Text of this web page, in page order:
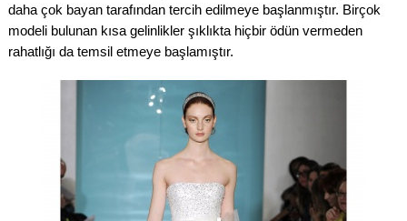
daha çok bayan tarafından tercih edilmeye başlanmıştır. Birçok
modeli bulunan kısa gelinlikler şıklıkta hiçbir ödün vermeden
rahatlığı da temsil etmeye başlamıştır.